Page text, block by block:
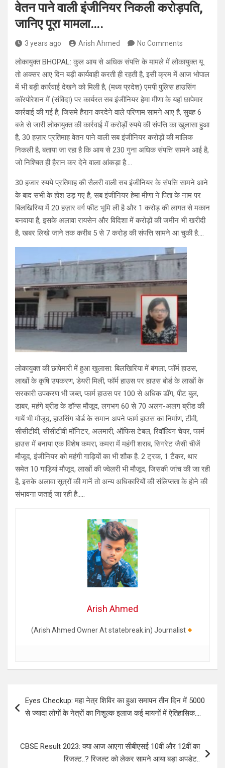
वेतन पाने वाली इंजीनियर निकली करोड़पति,
जानिए पूरा मामला….
3 years ago Arish Ahmed No Comments
लोकायुक्त BHOPAL: कुल आय से अधिक संपत्ति के मामले में लोकायुक्त यू
तो अक्सर आए दिन बड़ी कार्यवाही करती ही रहती है, इसी क्रम में आज भोपाल
में भी बड़ी कार्रवाई देखने को मिली है, (मध्य प्रदेश) एमपी पुलिस हाउसिंग
कॉरपोरेशन में (संविदा) पर कार्यरत सब इंजीनियर हेमा मीणा के यहां छापेमार
कार्रवाई की गई है, जिसमे हैरान करदेने वाले परिणाम सामने आए है, सुबह 6
बजे से जारी लोकायुक्त की कार्रवाई में करोड़ों रुपये की संपत्ति का खुलासा हुआ
है, 30 हज़ार प्रतिमाह वेतन पाने वाली सब इंजीनियर करोड़ों की मालिक
निकली है, बताया जा रहा है कि आय से 230 गुना अधिक संपत्ति सामने आई है,
जो निश्चित ही हैरान कर देने वाला आंकड़ा है….
30 हजार रुपये प्रतिमाह की सैलरी वाली सब इंजीनियर के संपत्ति सामने आने
के बाद सभी के होश उड़ गए है, सब इंजीनियर हेमा मीणा ने पिता के नाम पर
बिलखिरिया में 20 हज़ार वर्ग फीट भूमि ली है और 1 करोड़ की लागत से मकान
बनवाया है, इसके अलावा रायसेन और विदिशा में करोड़ों की जमीन भी खरीदी
है, खबर लिखे जाने तक करीब 5 से 7 करोड़ की संपत्ति सामने आ चुकी है….
लोकायुक्त की छापेमारी में हुआ खुलासा: बिलखिरिया में बंगला, फॉर्म हाउस,
लाखों के कृषि उपकरण, डेयरी मिली, फॉर्म हाउस पर हाउस बोर्ड के लाखों के
सरकारी उपकरण भी जब्त, फार्म हाउस पर 100 से अधिक डॉग, पीट बुल,
डाबर, महंगे ब्रीड के डॉग्स मौजूद, लगभग 60 से 70 अलग-अलग ब्रीड की
गायें भी मौजूद, हाउसिंग बोर्ड के समान अपने फार्म हाउस का निर्माण, टीवी,
सीसीटीवी, सीसीटीवी मॉनिटर, अलमारी, ऑफिस टेबल, रिवॉल्विंग चेयर, फार्म
हाउस में बनाया एक विशेष कमरा, कमरा में महंगी शराब, सिगरेट जैसी चीजें
मौजूद, इंजीनियर को महंगी गाड़ियों का भी शौक है. 2 ट्रक, 1 टैंकर, थार
समेत 10 गाड़ियां मौजूद, लाखों की ज्वेलरी भी मौजूद, जिसकी जांच की जा रही
है, इसके अलावा सूत्रों की मानें तो अन्य अधिकारियों की संलिप्तता के होने की
संभावना जताई जा रही है…..
Arish Ahmed
(Arish Ahmed Owner At statebreak.in) Journalist
navigation
Eyes Checkup: महा नेत्र शिविर का हुआ समापन तीन दिन में 5000
से ज्यादा लोगों के नेत्रों का निशुल्क इलाज कई मायनों में ऐतिहासिक….
CBSE Result 2023: क्या आज आएगा सीबीएसई 10वीं और 12वीं का
रिजल्ट..? रिजल्ट को लेकर सामने आया बड़ा अपडेट..